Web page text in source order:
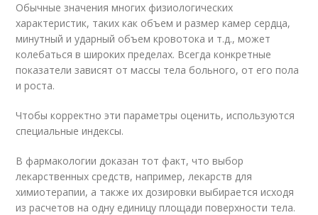
Обычные значения многих физиологических
характеристик, таких как объем и размер камер сердца,
минутный и ударный объем кровотока и т.д., может
колебаться в широких пределах. Всегда конкретные
показатели зависят от массы тела больного, от его пола
и роста.
Чтобы корректно эти параметры оценить, используются
специальные индексы.
В фармакологии доказан тот факт, что выбор
лекарственных средств, например, лекарств для
химиотерапии, а также их дозировки выбирается исходя
из расчетов на одну единицу площади поверхности тела.